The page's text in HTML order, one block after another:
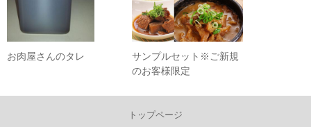
お肉屋さんのタレ
サンプルセット※ご新規
のお客様限定
トップページ